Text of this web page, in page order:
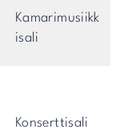
Kamarimusiikk
isali
Konserttisali